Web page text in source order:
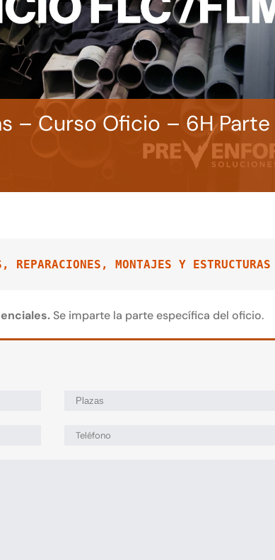
– Curso Oficio – 6H Parte
MONTAJES Y
Se imparte la parte específica del oficio.